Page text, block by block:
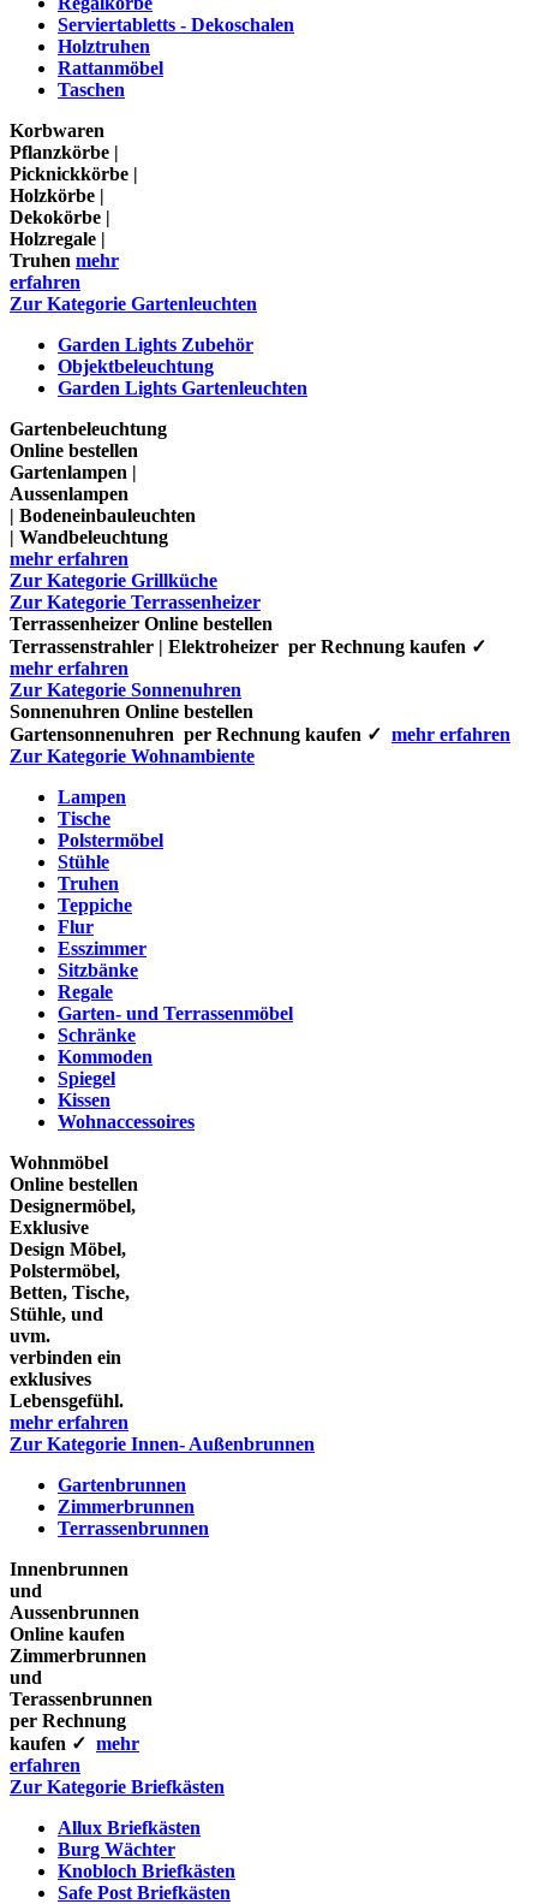
Serviertabletts - Dekoschalen
Holztruhen
Rattanmöbel
Taschen
Korbwaren
Pflanzkörbe |
Picknickkörbe |
Holzkörbe |
Dekokörbe |
Holzregale |
Truhen mehr
erfahren
Zur Kategorie Gartenleuchten
Garden Lights Zubehör
Objektbeleuchtung
Garden Lights Gartenleuchten
Gartenbeleuchtung
Online bestellen
Gartenlampen |
Aussenlampen
| Bodeneinbauleuchten
| Wandbeleuchtung
mehr erfahren
Zur Kategorie Grillküche
Zur Kategorie Terrassenheizer
Terrassenheizer Online bestellen
Terrassenstrahler | Elektroheizer per Rechnung kaufen ✓
mehr erfahren
Zur Kategorie Sonnenuhren
Sonnenuhren Online bestellen
Gartensonnenuhren per Rechnung kaufen ✓ mehr erfahren
Zur Kategorie Wohnambiente
Lampen
Tische
Polstermöbel
Stühle
Truhen
Teppiche
Flur
Esszimmer
Sitzbänke
Regale
Garten- und Terrassenmöbel
Schränke
Kommoden
Spiegel
Kissen
Wohnaccessoires
Wohnmöbel
Online bestellen
Designermöbel,
Exklusive
Design Möbel,
Polstermöbel,
Betten, Tische,
Stühle, und
uvm.
verbinden ein
exklusives
Lebensgefühl.
mehr erfahren
Zur Kategorie Innen- Außenbrunnen
Gartenbrunnen
Zimmerbrunnen
Terrassenbrunnen
Innenbrunnen
und
Aussenbrunnen
Online kaufen
Zimmerbrunnen
und
Terassenbrunnen
per Rechnung
kaufen ✓ mehr
erfahren
Zur Kategorie Briefkästen
Allux Briefkästen
Burg Wächter
Knobloch Briefkästen
Safe Post Briefkästen